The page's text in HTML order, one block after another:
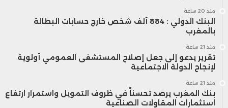
منذ 20 ساعة
البنك الدولي : 884 ألف شخص خارج حسابات البطالة
بالمغرب
منذ 21 ساعة
تقرير يدعو إلى جعل إصلاح المستشفى العمومي أولوية
لإنجاح الدولة الاجتماعية
منذ 21 ساعة
بنك المغرب يرصد تحسناً في ظروف التمويل واستمرار ارتفاع
استثمارات المقاولات الصناعية